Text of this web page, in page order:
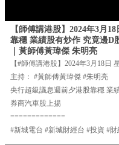
【師傅講港股】2024年3月
靠穩 業績股有炒作 究竟邊D
｜黃師傅黃瑋傑 朱明亮
【#師傅講港股】2024年3月18日
主持： #黃師傅黃瑋傑 #朱明亮
央行超級議息週前夕港股靠穩 業
券商汽車股上揚
=============
#新城電台 #新城財經台 #投資 #